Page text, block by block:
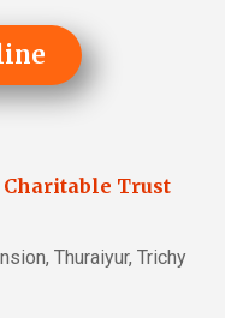
Trust
Thuraiyur, Trichy